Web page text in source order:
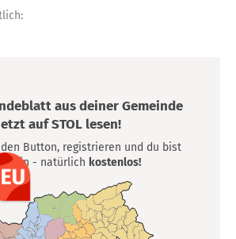
aus deiner Gemeinde
auf STOL lesen!
Button, registrieren und du bist
- natürlich kostenlos!